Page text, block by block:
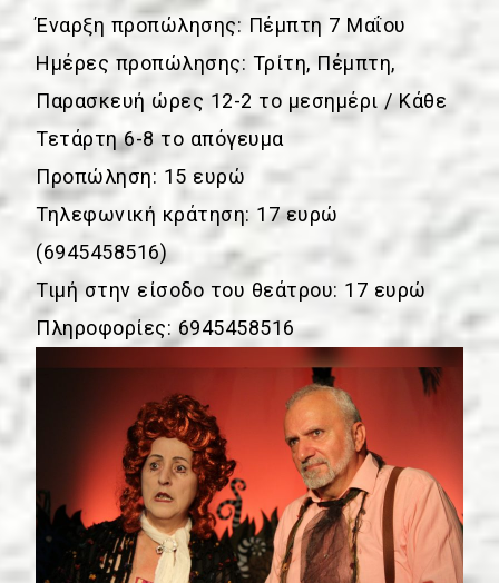
Έναρξη προπώλησης: Πέμπτη 7 Μαΐου
Ημέρες προπώλησης: Τρίτη, Πέμπτη,
Παρασκευή ώρες 12-2 το μεσημέρι / Κάθε
Τετάρτη 6-8 το απόγευμα
Προπώληση: 15 ευρώ
Τηλεφωνική κράτηση: 17 ευρώ
(6945458516)
Τιμή στην είσοδο του θεάτρου: 17 ευρώ
Πληροφορίες: 6945458516